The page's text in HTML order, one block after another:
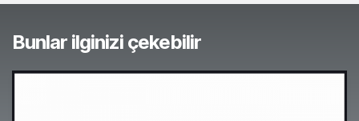
Bunlar ilginizi çekebilir